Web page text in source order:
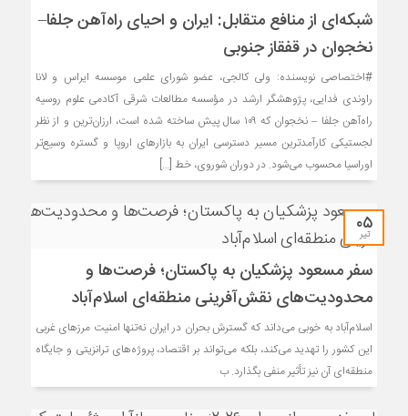
شبکه‌ای از منافع متقابل: ایران و احیای راه‌آهن جلفا–
نخجوان در قفقاز جنوبی
#اختصاصی نویسنده: ولی کالجی، عضو شورای علمی موسسه ایراس و لانا
راوندی فدایی، پژوهشگر ارشد در مؤسسه مطالعات شرقی آکادمی علوم روسیه
راه‌آهن جلفا – نخجوان که ۱۰۹ سال پیش ساخته شده است، ارزان‌ترین و از نظر
لجستیکی کارآمدترین مسیر دسترسی ایران به بازارهای اروپا و گستره وسیع‌تر
اوراسیا محسوب می‌شود. در دوران شوروی، خط […]
۰۵
تیر
سفر مسعود پزشکیان به پاکستان؛ فرصت‌ها و
محدودیت‌های نقش‌آفرینی منطقه‌ای اسلام‌آباد
اسلام‌آباد به خوبی می‌داند که گسترش بحران در ایران نه‌تنها امنیت مرزهای غربی
این کشور را تهدید می‌کند، بلکه می‌تواند بر اقتصاد، پروژه‌های ترانزیتی و جایگاه
منطقه‌ای آن نیز تأثیر منفی بگذارد. ب